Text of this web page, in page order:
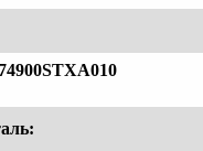
74900STXA010